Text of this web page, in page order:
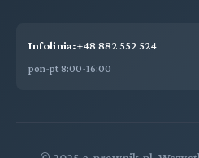
Infolinia:+48 882 552 524
pon-pt 8:00-16:00